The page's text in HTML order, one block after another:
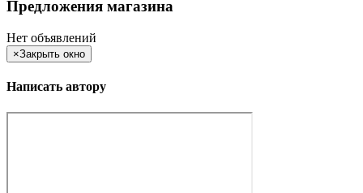
Предложения магазина
Нет объявлений
×Закрыть окно
Написать автору